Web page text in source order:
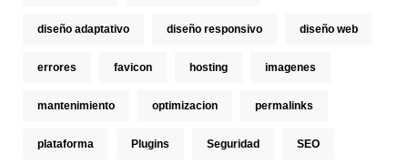
diseño adaptativo diseño responsivo diseño web
errores favicon hosting imagenes
mantenimiento optimizacion permalinks
plataforma Plugins Seguridad SEO